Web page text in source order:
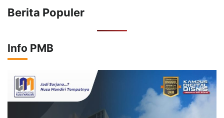
Berita Populer
Info PMB